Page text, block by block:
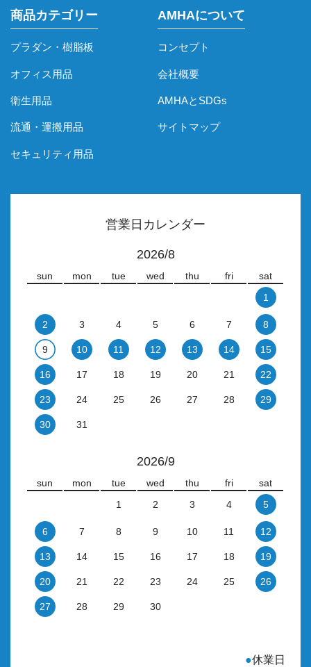
商品カテゴリー
プラダン・樹脂板
オフィス用品
衛生用品
流通・運搬用品
セキュリティ用品
AMHAについて
コンセプト
会社概要
AMHAとSDGs
サイトマップ
営業日カレンダー
2026/8
sun mon tue wed thu fri
sat
1
2 3 4 5 6 7 8
9 10 11 12 13 14 15
16 17 18 19 20 21 22
23 24 25 26 27 28 29
30 31
2026/9
sun mon tue wed thu fri
sat
1
2 3 4 5
6 7 8 9 10 11 12
13 14 15 16 17 18 19
20 21 22 23 24 25 26
27 28 29 30
●休業日